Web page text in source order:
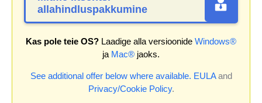
allahindluspakkumine
Kas pole teie OS? Laadige alla versioonide Windows®
ja Mac® jaoks.
See additional offer below where available. EULAand
Privacy/Cookie Policy.